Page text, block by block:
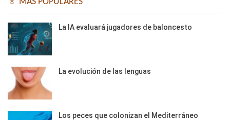
La IA evaluará jugadores de baloncesto
La evolución de las lenguas
Los peces que colonizan el Mediterráneo